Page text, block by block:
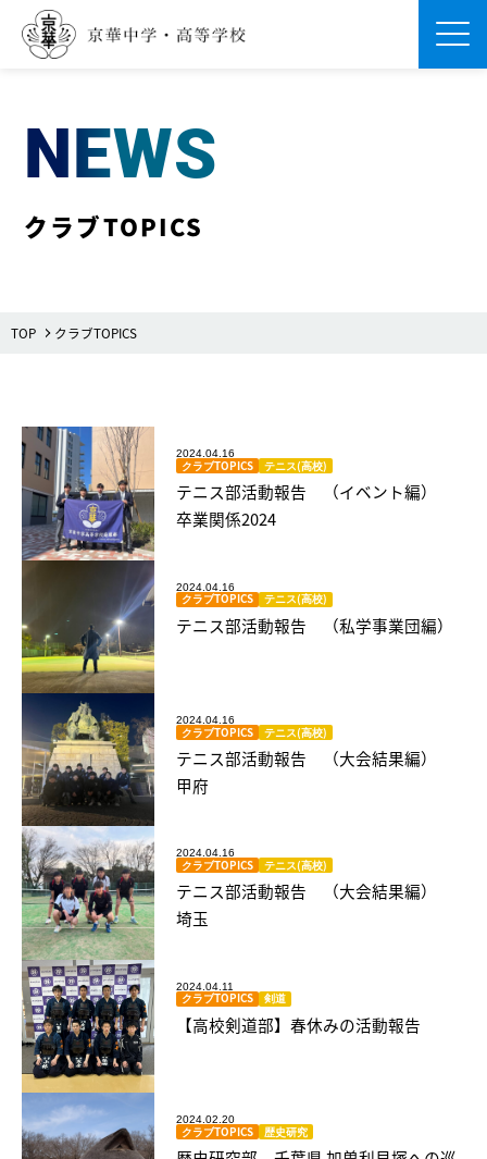
NEWS
クラブTOPICS
TOP クラブTOPICS
2024.04.16
クラブTOPICS テニス(高校)
テニス部活動報告 （イベント編）
卒業関係2024
2024.04.16
クラブTOPICS テニス(高校)
テニス部活動報告 （私学事業団編）
2024.04.16
クラブTOPICS テニス(高校)
テニス部活動報告 （大会結果編）
甲府
2024.04.16
クラブTOPICS テニス(高校)
テニス部活動報告 （大会結果編）
埼玉
2024.04.11
クラブTOPICS 剣道
【高校剣道部】春休みの活動報告
2024.02.20
クラブTOPICS 歴史研究